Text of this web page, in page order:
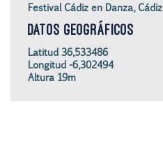
Festival Cádiz en Danza, Cádiz
DATOS GEOGRÁFICOS
Latitud 36,533486
Longitud -6,302494
Altura 19m